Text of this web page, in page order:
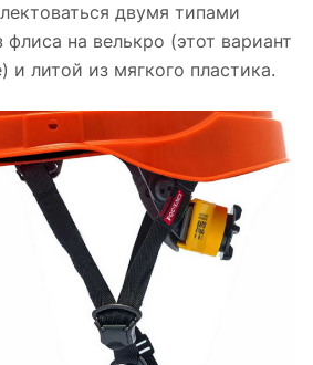
двумя типами
на велькро (этот вариант
и литой из мягкого пластика.